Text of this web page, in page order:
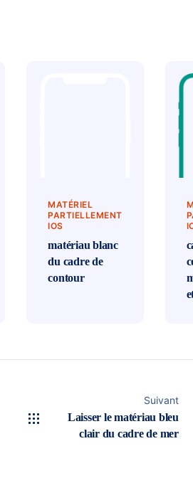
MATÉRIEL
PARTIELLEMENT
IOS
matériau blanc
du cadre de
contour
Suivant
Laisser le matériau bleu
clair du cadre de mer